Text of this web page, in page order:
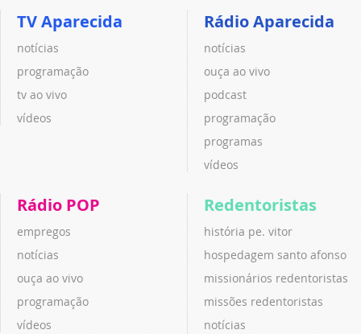
TV Aparecida
notícias
programação
tv ao vivo
vídeos
Rádio Aparecida
notícias
ouça ao vivo
podcast
programação
programas
vídeos
Rádio POP
empregos
notícias
ouça ao vivo
programação
vídeos
Redentoristas
história pe. vitor
hospedagem santo afonso
missionários redentoristas
missões redentoristas
notícias